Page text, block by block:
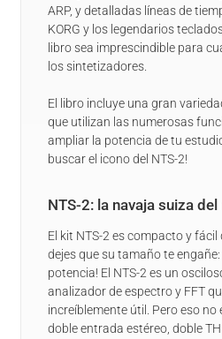
ARP, y detalladas líneas de
KORG y los legendarios
libro sea imprescindible para
los sintetizadores.
El libro incluye una gran
que utilizan las numerosas
ampliar la potencia de tu
buscar el icono del NTS-2!
NTS-2: la navaja suiza
El kit NTS-2 es compacto y
dejes que su tamaño te engañe:
potencia! El NTS-2 es un
analizador de espectro y FFT
increíblemente útil. Pero eso no
doble entrada estéreo, doble